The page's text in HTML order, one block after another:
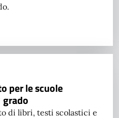
per le scuole
grado
di libri, testi scolastici e